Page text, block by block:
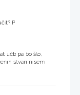
učb pa bo šlo,
stvari nisem